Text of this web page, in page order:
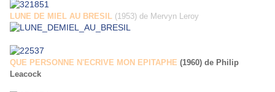
LUNE DE MIEL AU BRESIL (1953) de Mervyn Leroy
QUE PERSONNE N'ECRIVE MON EPITAPHE (1960) de Philip
Leacock